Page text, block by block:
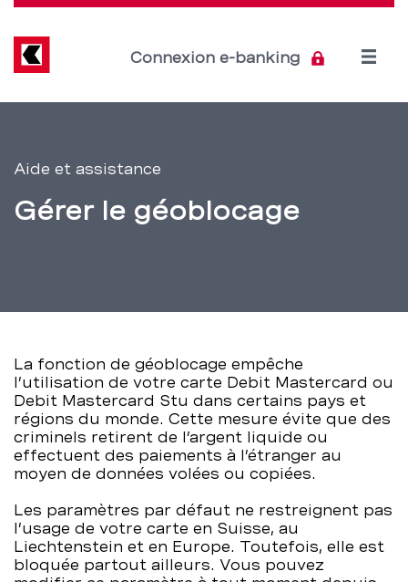
le
géoblocage
Direkt
Inhalt
Connexion e-banking
Open
navigation
de
Aide et assistance
Gérer le géoblocage
La fonction de géoblocage empêche
l’utilisation de votre carte Debit Mastercard ou
Debit Mastercard Stu dans certains pays et
régions du monde. Cette mesure évite que des
criminels retirent de l’argent liquide ou
effectuent des paiements à l’étranger au
moyen de données volées ou copiées.
Les paramètres par défaut ne restreignent pas
l’usage de votre carte en Suisse, au
Liechtenstein et en Europe. Toutefois, elle est
bloquée partout ailleurs. Vous pouvez